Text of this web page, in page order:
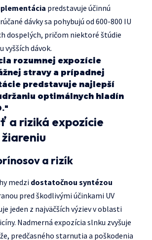
predstavuje účinnú
dávky sa pohybujú od 600-800 IU
dospelých, pričom niektoré štúdie
vyšších dávok.
rozumnej expozície
stravy a prípadnej
predstavuje najlepší
optimálnych hladín
a riziká expozície
a rizík
medzi dostatočnou syntézou
pred škodlivými účinkami UV
jeden z najväčších výziev v oblasti
Nadmerná expozícia slnku zvyšuje
predčasného starnutia a poškodenia